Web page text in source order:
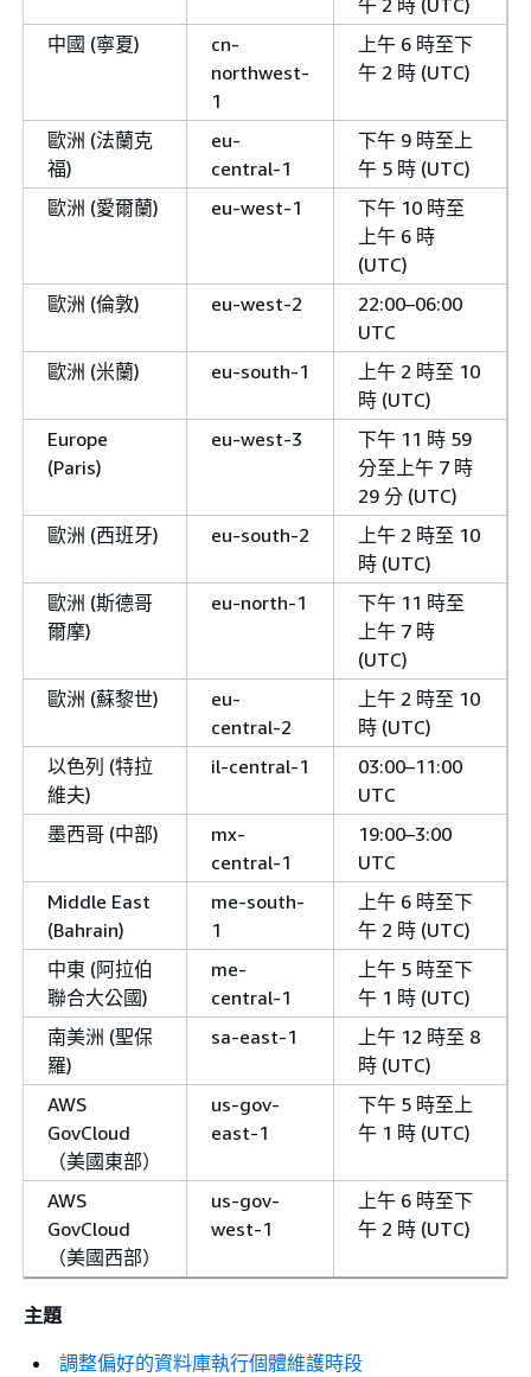
午 2 時 (UTC)
中國 (寧夏)
cn-
northwest-
1
上午 6 時至下
午 2 時 (UTC)
歐洲 (法蘭克
福)
eu-
central-1
下午 9 時至上
午 5 時 (UTC)
歐洲 (愛爾蘭)
eu-west-1
下午 10 時至
上午 6 時
(UTC)
歐洲 (倫敦)
eu-west-2
22:00–06:00
UTC
歐洲 (米蘭)
eu-south-1
上午 2 時至 10
時 (UTC)
Europe
(Paris)
eu-west-3
下午 11 時 59
分至上午 7 時
29 分 (UTC)
歐洲 (西班牙)
eu-south-2
上午 2 時至 10
時 (UTC)
歐洲 (斯德哥
爾摩)
eu-north-1
下午 11 時至
上午 7 時
(UTC)
歐洲 (蘇黎世)
eu-
central-2
上午 2 時至 10
時 (UTC)
以色列 (特拉
維夫)
il-central-1
03:00–11:00
UTC
墨西哥 (中部)
mx-
central-1
19:00–3:00
UTC
Middle East
(Bahrain)
me-south-
1
上午 6 時至下
午 2 時 (UTC)
中東 (阿拉伯
聯合大公國)
me-
central-1
上午 5 時至下
午 1 時 (UTC)
南美洲 (聖保
羅)
sa-east-1
上午 12 時至 8
時 (UTC)
AWS
GovCloud
（美國東部）
us-gov-
east-1
下午 5 時至上
午 1 時 (UTC)
AWS
GovCloud
（美國西部）
us-gov-
west-1
上午 6 時至下
午 2 時 (UTC)
主題
調整偏好的資料庫執行個體維護時段